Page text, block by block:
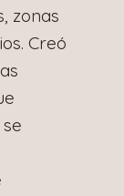
zonas
Creó